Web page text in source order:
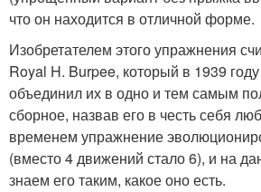
что он находится в отличной форме.
Изобретателем этого упражнения
Royal H. Burpee, который в 1939
объединил их в одно и тем самым
сборное, назвав его в честь себя
временем упражнение
(вместо 4 движений стало 6), и на
знаем его таким, какое оно есть.